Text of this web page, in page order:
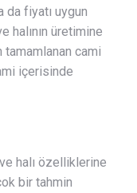
da fiyatı uygun
halının üretimine
tamamlanan cami
içerisinde
halı özelliklerine
bir tahmin